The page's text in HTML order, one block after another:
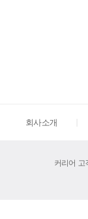
회사소개
커리어 고